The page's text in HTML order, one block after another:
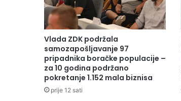
Vlada ZDK podržala
samozapošljavanje 97
pripadnika boračke populacije –
za 10 godina podržano
pokretanje 1.152 mala biznisa
prije 12 sati